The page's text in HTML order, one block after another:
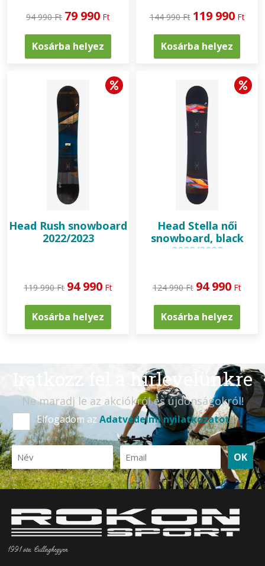
94 990 Ft 79 990 Ft
Kosárba helyez
144 990 Ft 119 990 Ft
Kosárba helyez
Head Rush snowboard
2022/2023
119 990 Ft 94 990 Ft
Kosárba helyez
Head Stella női
snowboard, black
2022/2023
124 990 Ft 94 990 Ft
Kosárba helyez
Iratkozz fel a hírlevelünkre
Ne maradj le az akciókról és újdonságokról!
Elfogadom az Adatvédelmi nyilatkozatot
OK
1991 óta Csillaghegyen